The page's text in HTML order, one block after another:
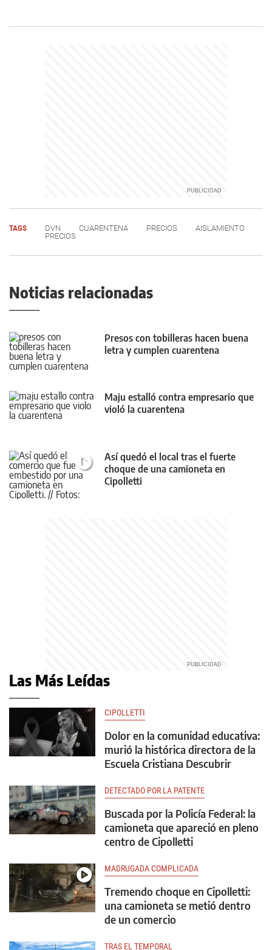
TAGS DVN CUARENTENA PRECIOS
AISLAMIENTO
PRECIOS
Noticias relacionadas
Presos con tobilleras hacen buena
letra y cumplen cuarentena
Maju estalló contra empresario que
violó la cuarentena
Así quedó el local tras el fuerte
choque de una camioneta en
Cipolletti
Las Más Leídas
CIPOLLETTI
Dolor en la comunidad educativa:
murió la histórica directora de la
Escuela Cristiana Descubrir
DETECTADO POR LA PATENTE
Buscada por la Policía Federal: la
camioneta que apareció en pleno
centro de Cipolletti
MADRUGADA COMPLICADA
Tremendo choque en Cipolletti:
una camioneta se metió dentro
de un comercio
TRAS EL TEMPORAL